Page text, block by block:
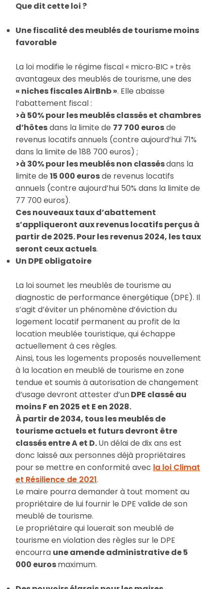
Que dit cette loi ?
Une fiscalité des meublés de tourisme moins
favorable
La loi modifie le régime fiscal « micro‑BIC » très
avantageux des meublés de tourisme, une des
« niches fiscales AirBnb ». Elle abaisse
l’abattement fiscal :
>à 50% pour les meublés classés et chambres
d’hôtesdans la limite de 77 700 eurosde
revenus locatifs annuels (contre aujourd’hui 71%
dans la limite de 188 700 euros) ;
>à 30% pour les meublés non classésdans la
limite de 15 000 eurosde revenus locatifs
annuels (contre aujourd’hui 50% dans la limite de
77 700 euros).
Ces nouveaux taux d’abattement
s’appliqueront aux revenus locatifs perçus à
partir de 2025. Pour les revenus 2024, les taux
seront ceux actuels.
Un DPE obligatoire
La loi soumet les meublés de tourisme au
diagnostic de performance énergétique (DPE). Il
s’agit d’éviter un phénomène d’éviction du
logement locatif permanent au profit de la
location meublée touristique, qui échappe
actuellement à ces règles.
Ainsi, tous les logements proposés nouvellement
à la location en meublé de tourisme en zone
tendue et soumis à autorisation de changement
d’usage devront attester d’unDPE classé au
moins F en 2025 et E en 2028.
À partir de 2034, tous les meublés de
tourisme actuels et futurs devront être
classés entre A et D.Un délai de dix ans est
donc laissé aux personnes déjà propriétaires
pour se mettre en conformité avec la loi Climat
et Résilience de 2021.
Le maire pourra demander à tout moment au
propriétaire de lui fournir le DPE valide de son
meublé de tourisme.
Le propriétaire qui louerait son meublé de
tourisme en violation des règles sur le DPE
encourra une amende administrative de 5
000 eurosmaximum.